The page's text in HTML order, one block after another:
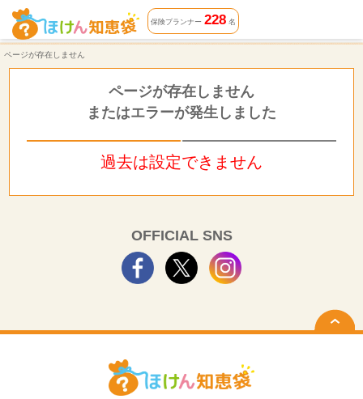
ページが存在しません | ほけん知恵袋
保険プランナー 228名
ページが存在しません
ページが存在しません
またはエラーが発生しました
過去は設定できません
OFFICIAL SNS